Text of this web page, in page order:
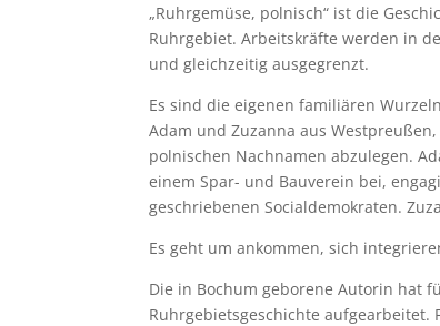
„Ruhrgemüse, polnisch“ ist die
Ruhrgebiet. Arbeitskräfte werden in
und gleichzeitig ausgegrenzt.
Es sind die eigenen familiären
Adam und Zuzanna aus
polnischen Nachnamen abzulegen.
einem Spar- und Bauverein bei,
geschriebenen Socialdemokraten.
Es geht um ankommen, sich
Die in Bochum geborene Autorin hat
Ruhrgebietsgeschichte aufgearbeitet.